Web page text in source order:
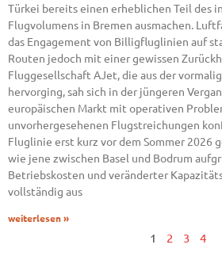
Türkei bereits einen erheblichen Teil des
Flugvolumens in Bremen ausmachen.
das Engagement von Billigfluglinien auf
Routen jedoch mit einer gewissen
Fluggesellschaft AJet, die aus der
hervorging, sah sich in der jüngeren
europäischen Markt mit operativen
unvorhergesehenen Flugstreichungen
Fluglinie erst kurz vor dem Sommer 2026
wie jene zwischen Basel und Bodrum
Betriebskosten und veränderter
vollständig aus
weiterlesen »
1 2 3 4